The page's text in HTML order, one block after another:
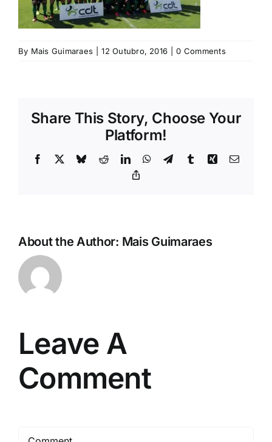
Rubricas
Search
By Mais Guimaraes 12 Outubro, 2016 0 Comments
Share This Story, Choose Your
Platform!
Facebook BlueskyRedditLinkedInWhatsApp
TelegramTumblrXing Email
About the Author: Mais Guimaraes
Leave A
Comment
Comment